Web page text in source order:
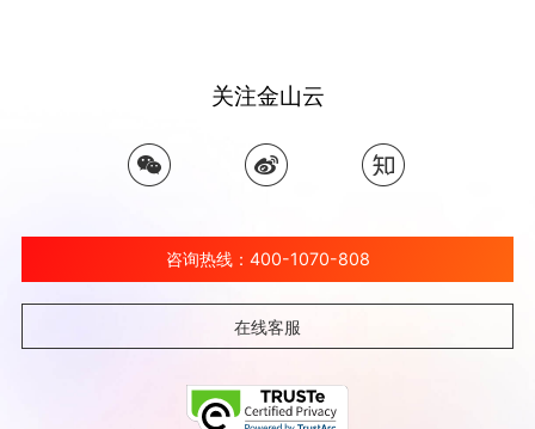
关注金山云
咨询热线：400-1070-808
在线客服